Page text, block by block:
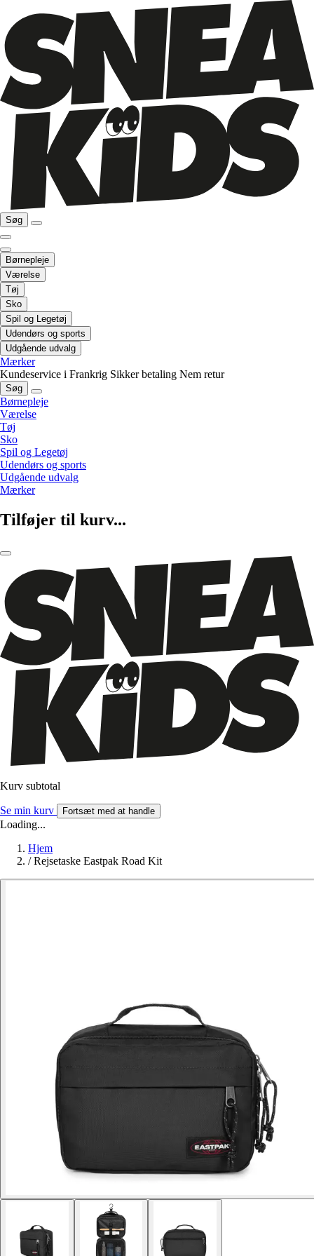
Søg
Børnepleje
Værelse
Tøj
Sko
Spil og Legetøj
Udendørs og sports
Udgående udvalg
Mærker
Kundeservice i Frankrig Sikker betaling Nem retur
Søg
Børnepleje
Værelse
Tøj
Sko
Spil og Legetøj
Udendørs og sports
Udgående udvalg
Mærker
Tilføjer til kurv...
Kurv subtotal
Se min kurv Fortsæt med at handle
Loading...
Hjem
/ Rejsetaske Eastpak Road Kit